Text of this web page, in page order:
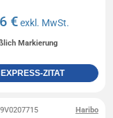
€exkl. MwSt.
Markierung
EXPRESS-ZITAT
Haribo